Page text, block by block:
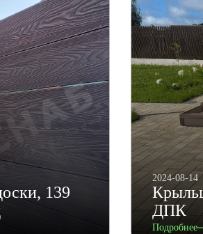
139
2024-08-14
ДПК
Подробнее